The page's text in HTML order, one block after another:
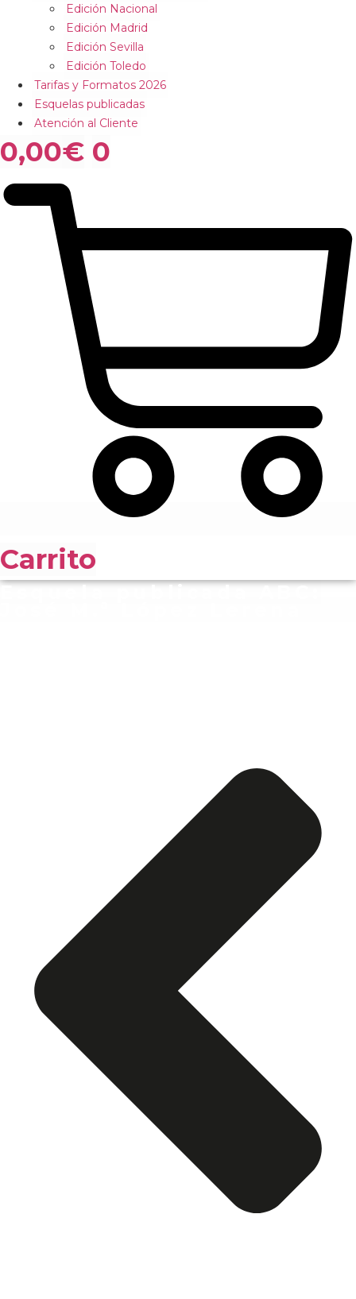
Edición Nacional
Edición Madrid
Edición Sevilla
Edición Toledo
Tarifas y Formatos 2026
Esquelas publicadas
Atención al Cliente
0,00€ 0
Carrito